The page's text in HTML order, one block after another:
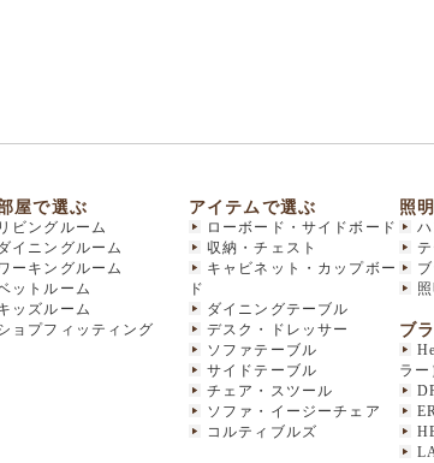
屋で選ぶ
リビングルーム
イニングルーム
ーキングルーム
ットルーム
ッズルーム
ョプフィッティング
アイテムで選ぶ
ローボード・サイドボード
収納・チェスト
キャビネット・カップボー
ド
ダイニングテーブル
デスク・ドレッサー
ソファテーブル
サイドテーブル
チェア・スツール
ソファ・イージーチェア
コルティブルズ
照
ブ
ラー